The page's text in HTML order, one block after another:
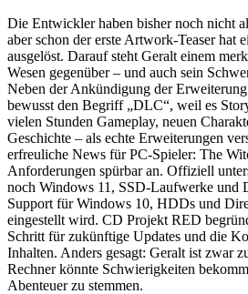
Die Entwickler haben bisher noch nicht
aber schon der erste Artwork-Teaser hat
ausgelöst. Darauf steht Geralt einem
Wesen gegenüber – und auch sein
Neben der Ankündigung der
bewusst den Begriff „DLC“, weil es
vielen Stunden Gameplay, neuen
Geschichte – als echte Erweiterungen
erfreuliche News für PC-Spieler: The
Anforderungen spürbar an. Offiziell
noch Windows 11, SSD-Laufwerke und
Support für Windows 10, HDDs und
eingestellt wird. CD Projekt RED
Schritt für zukünftige Updates und die
Inhalten. Anders gesagt: Geralt ist zwar
Rechner könnte Schwierigkeiten
Abenteuer zu stemmen.